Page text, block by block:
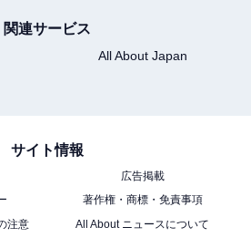
関連サービス
All About Japan
サイト情報
広告掲載
著作権・商標・免責事項
注意
All About ニュースについて